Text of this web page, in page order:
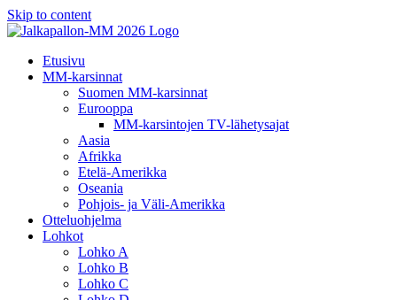
Skip to content
Etusivu
MM-karsinnat
Suomen MM-karsinnat
Eurooppa
MM-karsintojen TV-lähetysajat
Aasia
Afrikka
Etelä-Amerikka
Oseania
Pohjois- ja Väli-Amerikka
Otteluohjelma
Lohkot
Lohko A
Lohko B
Lohko C